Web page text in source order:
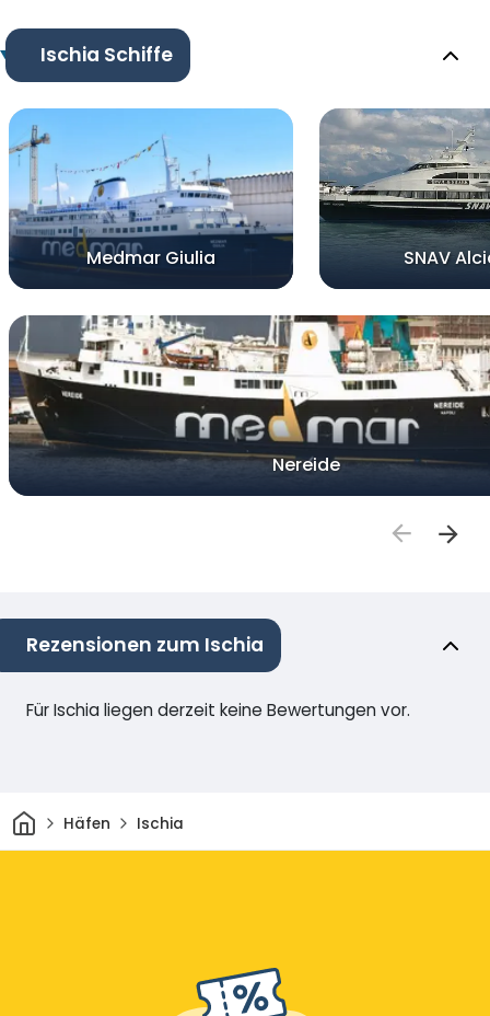
Ischia Schiffe
Medmar Giulia SNAV
Nereide
Rezensionen zum Ischia
Für Ischia liegen derzeit keine Bewertungen vor.
HeimHäfen Ischia